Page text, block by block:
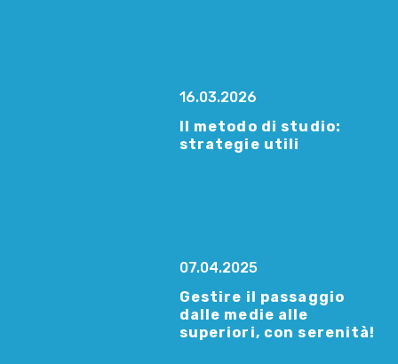
16.03.2026
Il metodo di studio:
strategie utili
07.04.2025
Gestire il passaggio
dalle medie alle
superiori, con serenità!